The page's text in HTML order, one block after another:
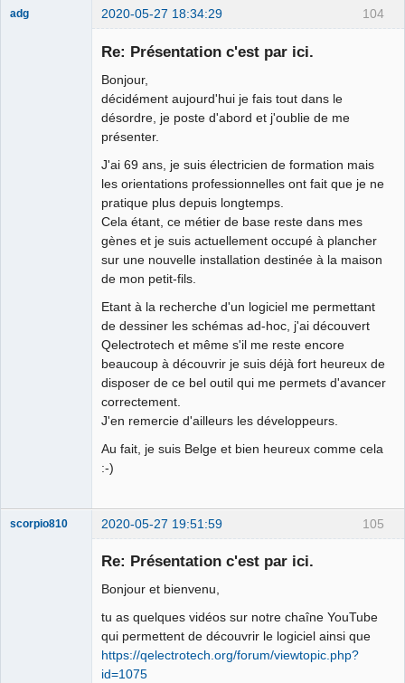
104
adg 2020-05-27 18:34:29
Re: Présentation c'est par ici.
Bonjour,
décidément aujourd'hui je fais tout dans le
désordre, je poste d'abord et j'oublie de me
présenter.
J'ai 69 ans, je suis électricien de formation mais
les orientations professionnelles ont fait que je ne
pratique plus depuis longtemps.
Cela étant, ce métier de base reste dans mes
gènes et je suis actuellement occupé à plancher
sur une nouvelle installation destinée à la maison
de mon petit-fils.
Etant à la recherche d'un logiciel me permettant
de dessiner les schémas ad-hoc, j'ai découvert
Qelectrotech et même s'il me reste encore
beaucoup à découvrir je suis déjà fort heureux de
disposer de ce bel outil qui me permets d'avancer
correctement.
J'en remercie d'ailleurs les développeurs.
Au fait, je suis Belge et bien heureux comme cela
:-)
105
scorpio810 2020-05-27 19:51:59
Re: Présentation c'est par ici.
Bonjour et bienvenu,
tu as quelques vidéos sur notre chaîne YouTube
qui permettent de découvrir le logiciel ainsi que
https://qelectrotech.org/forum/viewtopic.php?
id=1075